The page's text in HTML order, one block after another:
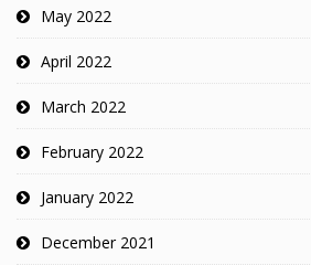
May 2022
April 2022
March 2022
February 2022
January 2022
December 2021